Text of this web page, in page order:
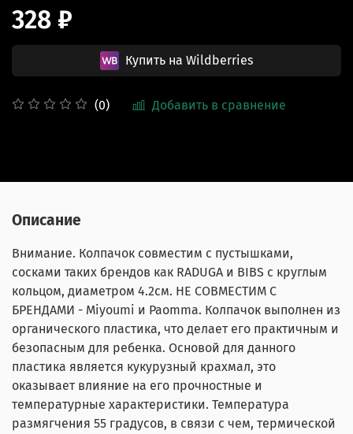
(0) Добавить в сравнение
328 ₽
Купить на Wildberries
Описание
Внимание. Колпачок совместим с пустышками,
сосками таких брендов как RADUGA и BIBS с круглым
кольцом, диаметром 4.2см. НЕ СОВМЕСТИМ С
БРЕНДАМИ - Miyoumi и Paomma. Колпачок выполнен из
органического пластика, что делает его практичным и
безопасным для ребенка. Основой для данного
пластика является кукурузный крахмал, это
оказывает влияние на его прочностные и
температурные характеристики. Температура
размягчения 55 градусов, в связи с чем, термической